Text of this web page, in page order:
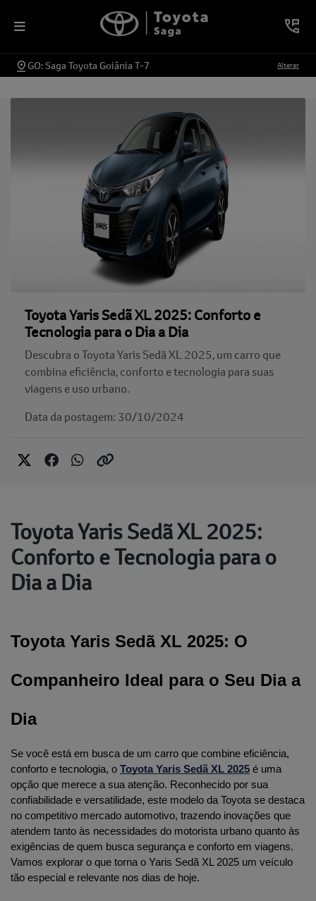
GO: Saga Toyota Goiânia T-7 Alterar
Toyota Yaris Sedã XL 2025: Conforto e
Tecnologia para o Dia a Dia
Descubra o Toyota Yaris Sedã XL 2025, um carro que
combina eficiência, conforto e tecnologia para suas
viagens e uso urbano.
Data da postagem: 30/10/2024
Toyota Yaris Sedã XL 2025:
Conforto e Tecnologia para o
Dia a Dia
Toyota Yaris Sedã XL 2025: O
Companheiro Ideal para o Seu Dia a
Dia
Se você está em busca de um carro que combine eficiência,
conforto e tecnologia, o Toyota Yaris Sedã XL 2025 é uma
opção que merece a sua atenção. Reconhecido por sua
confiabilidade e versatilidade, este modelo da Toyota se destaca
no competitivo mercado automotivo, trazendo inovações que
atendem tanto às necessidades do motorista urbano quanto às
exigências de quem busca segurança e conforto em viagens.
Vamos explorar o que torna o Yaris Sedã XL 2025 um veículo
tão especial e relevante nos dias de hoje.